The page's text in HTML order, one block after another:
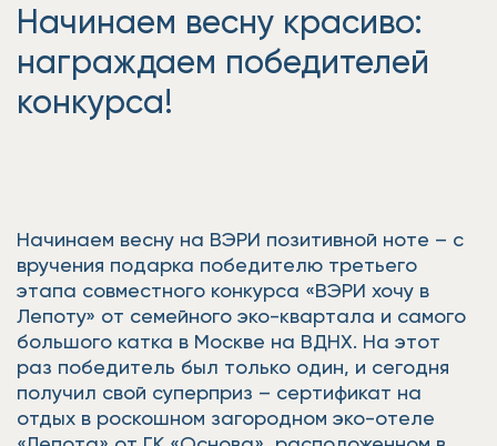
Начинаем весну красиво:
награждаем победителей
конкурса!
Начинаем весну на ВЭРИ позитивной ноте – с
вручения подарка победителю третьего
этапа совместного конкурса «ВЭРИ хочу в
Лепоту» от семейного эко-квартала и самого
большого катка в Москве на ВДНХ. На этот
раз победитель был только один, и сегодня
получил свой суперприз – сертификат на
отдых в роскошном загородном эко-отеле